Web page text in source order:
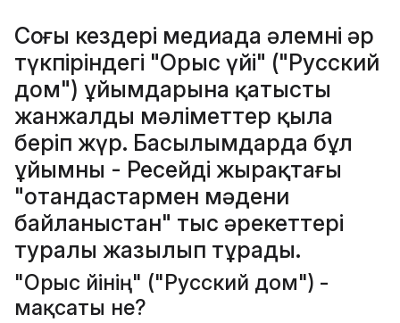
Соңғы кездері медиада әлемнің әр
түкпіріндегі "Орыс үйі" ("Русский
дом") ұйымдарына қатысты
жанжалды мәліметтер қылаң
беріп жүр. Басылымдарда бұл
ұйымның - Ресейдің жырақтағы
"отандастармен мәдени
байланыстан" тыс әрекеттері
туралы жазылып тұрады.
"Орыс үйінің" ("Русский дом") -
мақсаты не?